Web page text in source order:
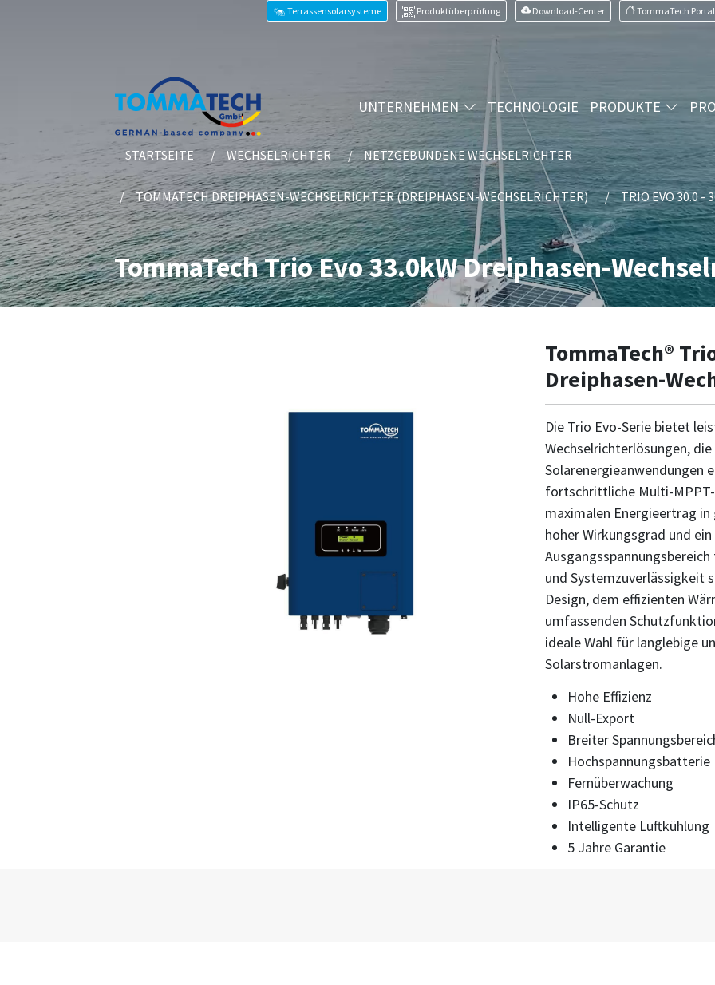
Terrassensolarsysteme Produktüberprüfung Download-Center TommaTech Portal
UNTERNEHMEN TECHNOLOGIE PRODUKTE
STARTSEITE WECHSELRICHTER NETZGEBUNDENE WECHSELRICHTER
TOMMATECH DREIPHASEN-WECHSELRICHTER (DREIPHASEN-WECHSELRICHTER) TRIO EVO 30.0 -
TommaTech Trio Evo 33.0kW Dreiphasen-
TommaTech®
Dreiphasen-
Die Trio Evo-Serie bietet
Wechselrichterlösungen,
Solarenergieanwendungen
fortschrittliche Multi-
maximalen Energieertrag in
hoher Wirkungsgrad und
und Systemzuverlässigkeit
Design, dem effizienten
umfassenden
ideale Wahl für langlebige
Solarstromanlagen.
Hohe Effizienz
Null-Export
Breiter
Hochspannungsbatterie
Fernüberwachung
IP65-Schutz
Intelligente Luftkühlung
5 Jahre Garantie